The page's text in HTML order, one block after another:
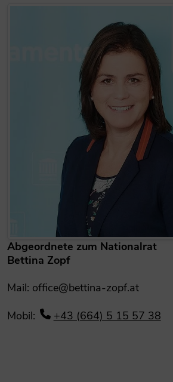
Abgeordnete zum Nationalrat
Bettina Zopf
Mail: office@bettina-zopf.at
Mobil:
+43 (664) 5 15 57 38